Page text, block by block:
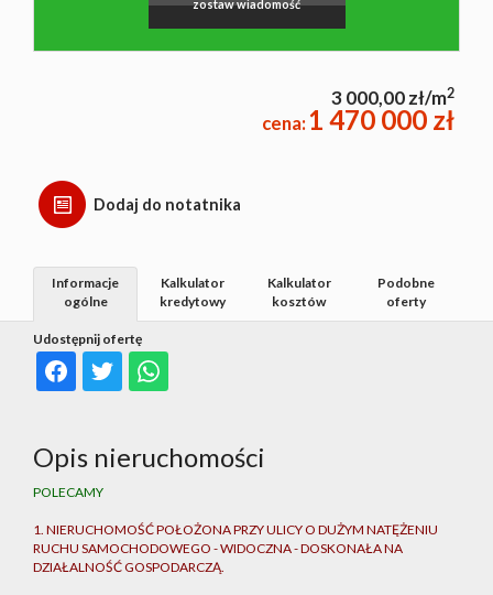
zostaw wiadomość
3 000,00 zł/m2
cena:1 470 000 zł
Dodaj do notatnika
Udostępnij ofertę
Informacje
ogólne
Kalkulator
kredytowy
Kalkulator
kosztów
Podobne
oferty
Opis nieruchomości
POLECAMY
1. NIERUCHOMOŚĆ POŁOŻONA PRZY ULICY O DUŻYM NATĘŻENIU
RUCHU SAMOCHODOWEGO - WIDOCZNA - DOSKONAŁA NA
DZIAŁALNOŚĆ GOSPODARCZĄ.